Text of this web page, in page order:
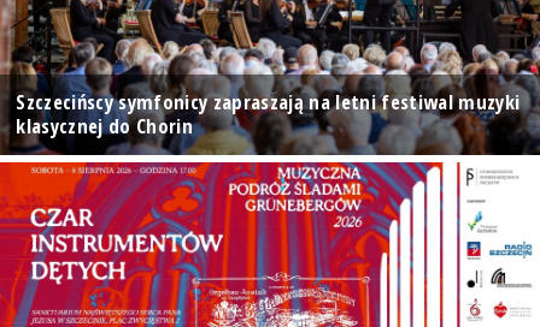
Szczecińscy symfonicy zapraszają na letni festiwal muzyki
klasycznej do Chorin